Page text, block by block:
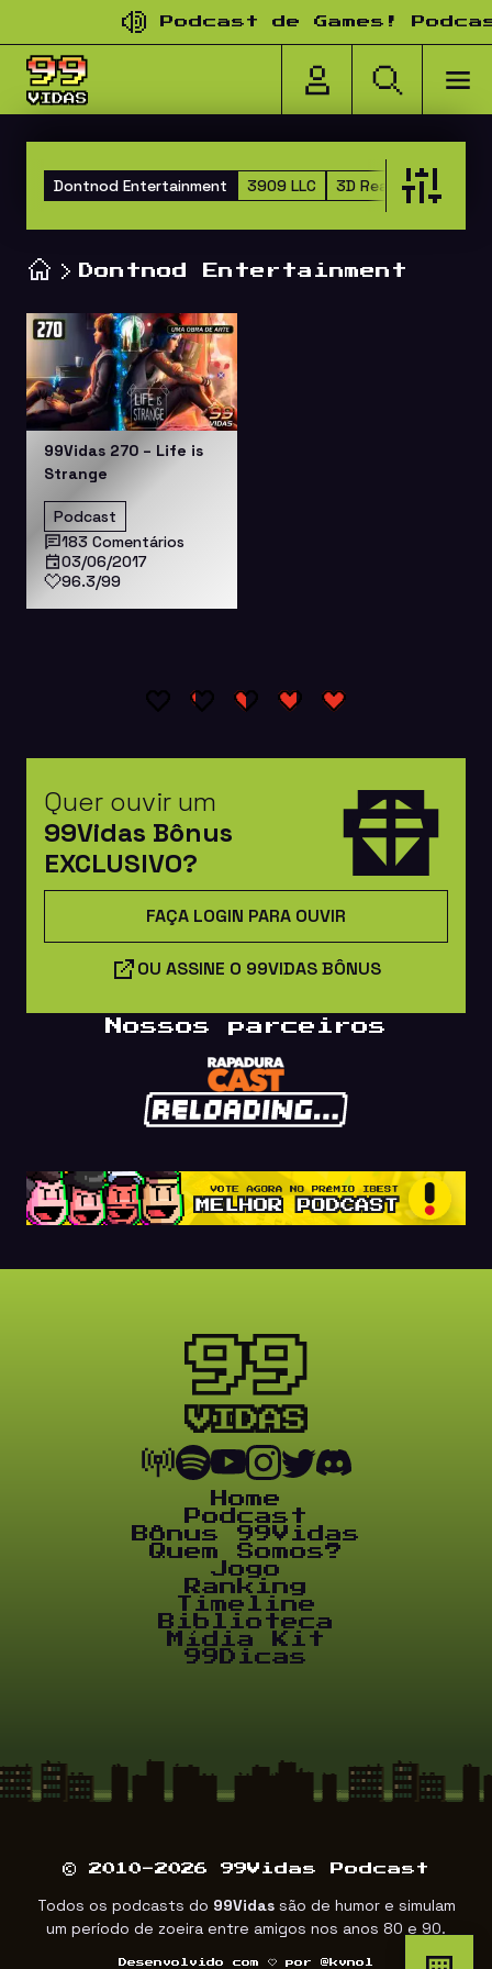
Pular para o conteúdoPodcast de Games!
3909 LLC 3D Realms 505
Dontnod Entertainment
Dontnod Entertainment
99Vidas 270 – Life is
Strange
Podcast
183 Comentários
03/06/2017
96.3/99
Quer ouvir um
99Vidas Bônus
EXCLUSIVO?
FAÇA LOGIN PARA OUVIR
OU ASSINE O 99VIDAS BÔNUS
Nossos parceiros
Home
Podcast
Bônus 99Vidas
Quem Somos?
Jogo
Ranking
Timeline
Biblioteca
Mídia Kit
99Dicas
© 2010-2026 99Vidas Podcast
Todos os podcasts do 99Vidassão de humor e simulam
um período de zoeira entre amigos nos anos 80 e 90.
Desenvolvido com por @kvnol